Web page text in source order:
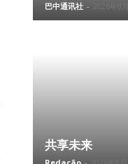
巴中通讯社 -
共享未来